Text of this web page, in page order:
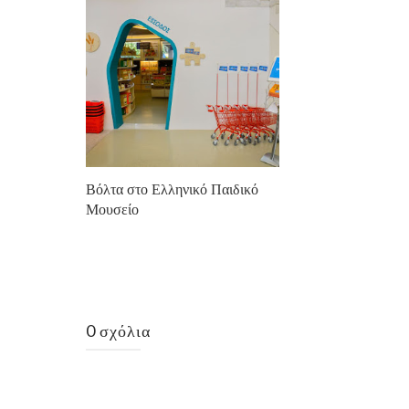
Βόλτα στο Ελληνικό Παιδικό
Μουσείο
0 σχόλια